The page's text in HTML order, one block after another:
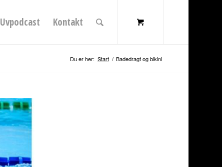
Uvpodcast Kontakt
Du er her: Start / Badedragt og bikini